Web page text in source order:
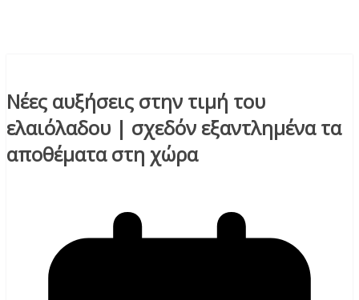
Νέες αυξήσεις στην τιμή του
ελαιόλαδου | σχεδόν εξαντλημένα τα
αποθέματα στη χώρα